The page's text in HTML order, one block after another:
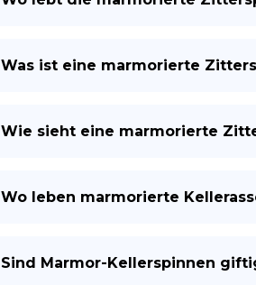
Was ist eine marmorierte
Wie sieht eine marmorierte
Wo leben marmorierte
Sind Marmor-Kellerspinnen